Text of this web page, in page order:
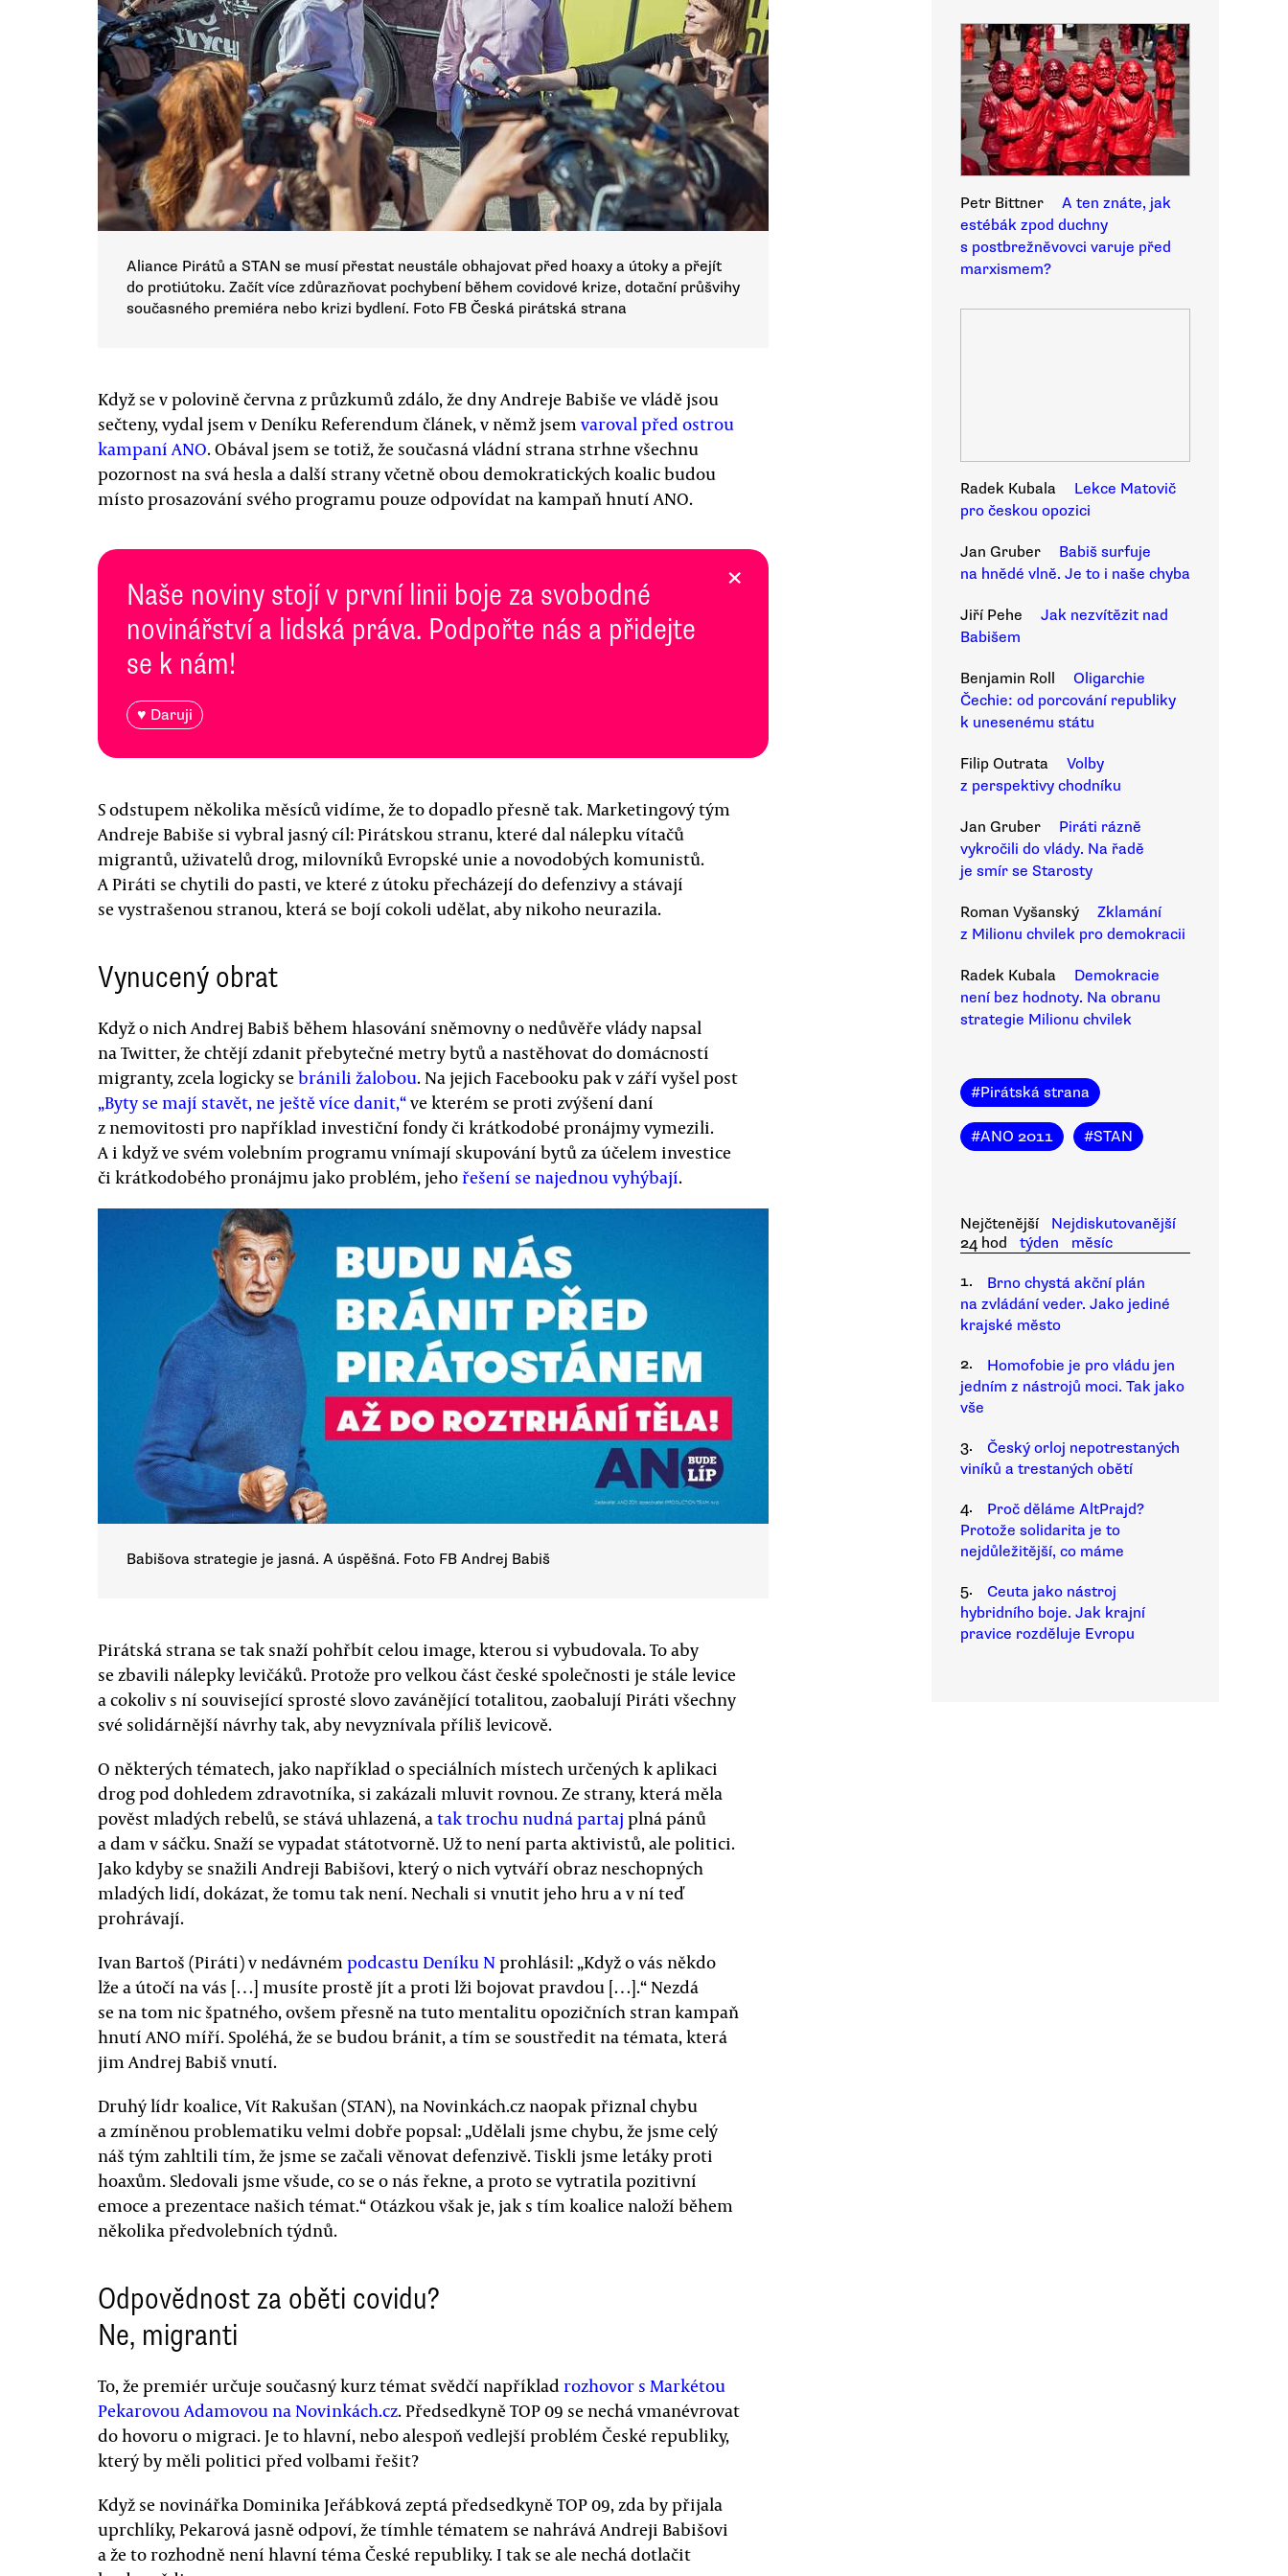
Aliance Pirátů a STAN se musí přestat neustále obhajovat před hoaxy a útoky a přejít
do protiútoku. Začít více zdůrazňovat pochybení během covidové krize, dotační průšvihy
současného premiéra nebo krizi bydlení. Foto FB Česká pirátská strana
Když se v polovině června z průzkumů zdálo, že dny Andreje Babiše ve vládě jsou
sečteny, vydal jsem v Deníku Referendum článek, v němž jsemvaroval před ostrou
kampaní ANO. Obával jsem se totiž, že současná vládní strana strhne všechnu
pozornost na svá hesla a další strany včetně obou demokratických koalic budou
místo prosazování svého programu pouze odpovídat na kampaň hnutí ANO.
Naše noviny stojí v první linii boje za svobodné
novinářství a lidská práva. Podpořte nás a přidejte
se k nám!
♥ Daruji
×
S odstupem několika měsíců vidíme, že to dopadlo přesně tak. Marketingový tým
Andreje Babiše si vybral jasný cíl: Pirátskou stranu, které dal nálepku vítačů
migrantů, uživatelů drog, milovníků Evropské unie a novodobých komunistů.
A Piráti se chytili do pasti, ve které z útoku přecházejí do defenzivy a stávají
se vystrašenou stranou, která se bojí cokoli udělat, aby nikoho neurazila.
Vynucený obrat
Když o nich Andrej Babiš během hlasování sněmovny o nedůvěře vlády napsal
na Twitter, že chtějí zdanit přebytečné metry bytů a nastěhovat do domácností
migranty, zcela logicky sebránili žalobou. Na jejich Facebooku pak v září vyšel post
„Byty se mají stavět, ne ještě více danit,“ve kterém se proti zvýšení daní
z nemovitosti pro například investiční fondy či krátkodobé pronájmy vymezili.
A i když ve svém volebním programu vnímají skupování bytů za účelem investice
či krátkodobého pronájmu jako problém, jehořešení se najednou vyhýbají.
Babišova strategie je jasná. A úspěšná. Foto FB Andrej Babiš
Pirátská strana se tak snaží pohřbít celou image, kterou si vybudovala. To aby
se zbavili nálepky levičáků. Protože pro velkou část české společnosti je stále levice
a cokoliv s ní související sprosté slovo zavánějící totalitou, zaobalují Piráti všechny
své solidárnější návrhy tak, aby nevyznívala příliš levicově.
O některých tématech, jako například o speciálních místech určených k aplikaci
drog pod dohledem zdravotníka, si zakázali mluvit rovnou. Ze strany, která měla
pověst mladých rebelů, se stává uhlazená, atak trochu nudná partaj plná pánů
a dam v sáčku. Snaží se vypadat státotvorně. Už to není parta aktivistů, ale politici.
Jako kdyby se snažili Andreji Babišovi, který o nich vytváří obraz neschopných
mladých lidí, dokázat, že tomu tak není. Nechali si vnutit jeho hru a v ní teď
prohrávají.
Ivan Bartoš (Piráti) v nedávnémpodcastu Deníku Nprohlásil: „Když o vás někdo
lže a útočí na vás […] musíte prostě jít a proti lži bojovat pravdou […].“ Nezdá
se na tom nic špatného, ovšem přesně na tuto mentalitu opozičních stran kampaň
hnutí ANO míří. Spoléhá, že se budou bránit, a tím se soustředit na témata, která
jim Andrej Babiš vnutí.
Druhý lídr koalice, Vít Rakušan (STAN), na Novinkách.cz naopak přiznal chybu
a zmíněnou problematiku velmi dobře popsal: „Udělali jsme chybu, že jsme celý
náš tým zahltili tím, že jsme se začali věnovat defenzivě. Tiskli jsme letáky proti
hoaxům. Sledovali jsme všude, co se o nás řekne, a proto se vytratila pozitivní
emoce a prezentace našich témat.“ Otázkou však je, jak s tím koalice naloží během
několika předvolebních týdnů.
Odpovědnost za oběti covidu?
Ne, migranti
To, že premiér určuje současný kurz témat svědčí například rozhovor s Markétou
Pekarovou Adamovou na Novinkách.cz. Předsedkyně TOP 09 se nechá vmanévrovat
do hovoru o migraci. Je to hlavní, nebo alespoň vedlejší problém České republiky,
který by měli politici před volbami řešit?
Když se novinářka Dominika Jeřábková zeptá předsedkyně TOP 09, zda by přijala
uprchlíky, Pekarová jasně odpoví, že tímhle tématem se nahrává Andreji Babišovi
a že to rozhodně není hlavní téma České republiky. I tak se ale nechá dotlačit
Petr Bittner
A ten znáte, jak
estébák zpod duchny
s postbrežněvovci varuje před
marxismem?
Radek Kubala
Lekce Matovič
pro českou opozici
Jan Gruber
Babiš surfuje
na hnědé vlně. Je to i naše chyba
Jiří Pehe
Jak nezvítězit nad
Babišem
Benjamin Roll
Oligarchie
Čechie: od porcování republiky
k unesenému státu
Filip Outrata
Volby
z perspektivy chodníku
Jan Gruber
Piráti rázně
vykročili do vlády. Na řadě
je smír se Starosty
Roman Vyšanský
Zklamání
z Milionu chvilek pro demokracii
Radek Kubala
Demokracie
není bez hodnoty. Na obranu
strategie Milionu chvilek
#Pirátská strana
#ANO 2011 #STAN
Nejčtenější
Nejdiskutovanější
24 hod
týden
měsíc
1.
Brno chystá akční plán
na zvládání veder. Jako jediné
krajské město
2.
Homofobie je pro vládu jen
jedním z nástrojů moci. Tak jako
vše
3.
Český orloj nepotrestaných
viníků a trestaných obětí
4.
Proč děláme AltPrajd?
Protože solidarita je to
nejdůležitější, co máme
5.
Ceuta jako nástroj
hybridního boje. Jak krajní
pravice rozděluje Evropu